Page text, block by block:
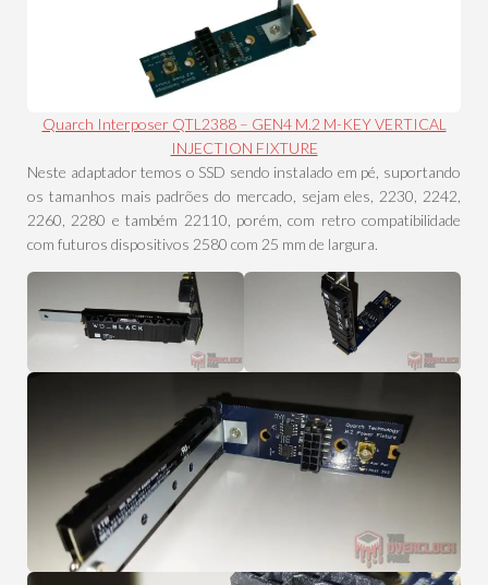
Quarch Interposer QTL2388 – GEN4 M.2 M-KEY VERTICAL
INJECTION FIXTURE
Neste adaptador temos o SSD sendo instalado em pé, suportando
os tamanhos mais padrões do mercado, sejam eles, 2230, 2242,
2260, 2280 e também 22110, porém, com retro compatibilidade
com futuros dispositivos 2580 com 25 mm de largura.